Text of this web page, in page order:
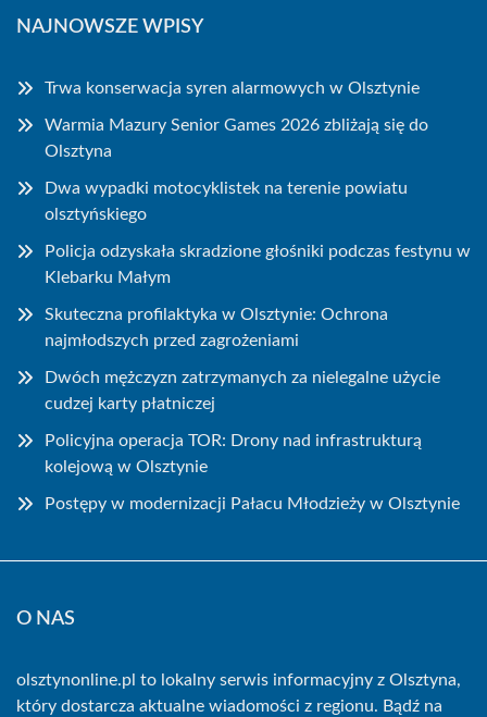
NAJNOWSZE WPISY
Trwa konserwacja syren alarmowych w Olsztynie
Warmia Mazury Senior Games 2026 zbliżają się do
Olsztyna
Dwa wypadki motocyklistek na terenie powiatu
olsztyńskiego
Policja odzyskała skradzione głośniki podczas festynu w
Klebarku Małym
Skuteczna profilaktyka w Olsztynie: Ochrona
najmłodszych przed zagrożeniami
Dwóch mężczyzn zatrzymanych za nielegalne użycie
cudzej karty płatniczej
Policyjna operacja TOR: Drony nad infrastrukturą
kolejową w Olsztynie
Postępy w modernizacji Pałacu Młodzieży w Olsztynie
O NAS
olsztynonline.pl to lokalny serwis informacyjny z Olsztyna,
który dostarcza aktualne wiadomości z regionu. Bądź na